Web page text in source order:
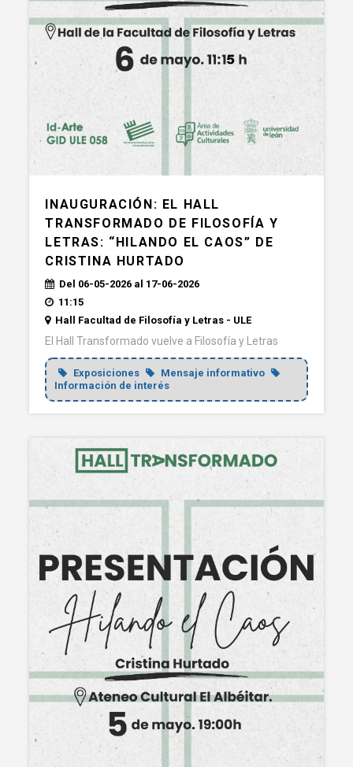
INAUGURACIÓN: EL HALL
TRANSFORMADO DE FILOSOFÍA Y
LETRAS: “HILANDO EL CAOS” DE
CRISTINA HURTADO
Del 06-05-2026 al 17-06-2026
11:15
Hall Facultad de Filosofía y Letras - ULE
El Hall Transformado vuelve a Filosofía y Letras
Exposiciones
Mensaje informativo
Información de interés